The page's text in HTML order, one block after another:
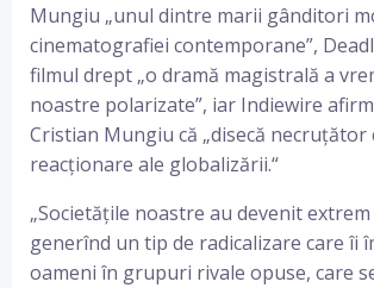
Mungiu „unul dintre marii gânditori
cinematografiei contemporane”,
filmul drept „o dramă magistrală a
noastre polarizate”, iar Indiewire
Cristian Mungiu că „disecă necruțător
reacționare ale globalizării.“
„Societățile noastre au devenit
generînd un tip de radicalizare care îi
oameni în grupuri rivale opuse, care